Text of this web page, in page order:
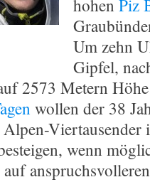
hohen Piz
Um zehn
Gipfel,
2573 Metern
wollen der 38
Viertausender
wenn